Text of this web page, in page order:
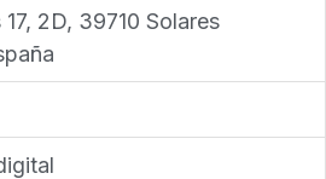
2D, 39710 Solares